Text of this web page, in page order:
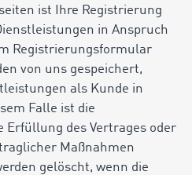
ist Ihre Registrierung
in Anspruch
Registrierungsformular
von uns gespeichert,
als Kunde in
Falle ist die
Erfüllung des Vertrages oder
Maßnahmen
gelöscht, wenn die